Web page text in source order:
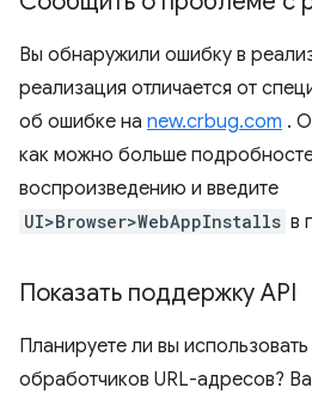
Вы обнаружили ошибку в
реализация отличается от
об ошибке на new.crbug.com .
как можно больше
воспроизведению и введите
UI>Browser>WebAppInstalls в
Показать поддержку API
Планируете ли вы использовать
обработчиков URL-адресов?